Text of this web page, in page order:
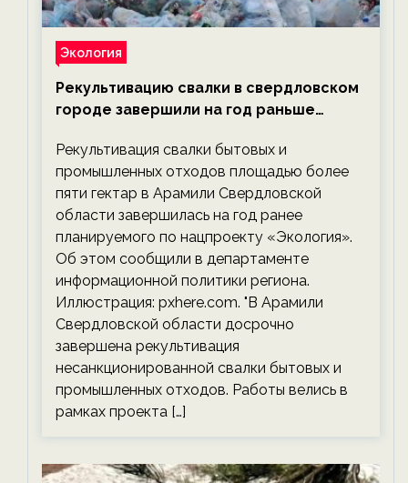
Экология
Рекультивацию свалки в свердловском
городе завершили на год раньше
экологии на ECOportal
Рекультивация свалки бытовых и
промышленных отходов площадью более
пяти гектар в Арамили Свердловской
области завершилась на год ранее
планируемого по нацпроекту «Экология».
Об этом сообщили в департаменте
информационной политики региона.
Иллюстрация: pxhere.com. "В Арамили
Свердловской области досрочно
завершена рекультивация
несанкционированной свалки бытовых и
промышленных отходов. Работы велись в
рамках проекта […]